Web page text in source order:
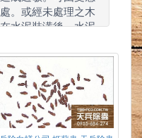
。或經未處理之木
水泥裝潢後，水泥
料，導致水氣滲透
濕度40至50%間，
境，便開始滋
透木料，濕氣不易
裝潢後發現。